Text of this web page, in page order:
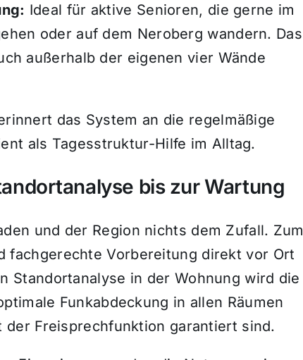
Ideal für aktive Senioren, die gerne im
oder auf dem Neroberg wandern. Das
außerhalb der eigenen vier Wände
das System an die regelmäßige
als Tagesstruktur-Hilfe im Alltag.
bis zur Wartung
und der Region nichts dem Zufall. Zum
fachgerechte Vorbereitung direkt vor Ort
Standortanalyse in der Wohnung wird die
Funkabdeckung in allen Räumen
Freisprechfunktion garantiert sind.